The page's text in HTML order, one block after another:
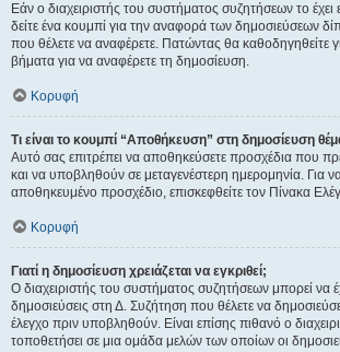
Εάν ο διαχειριστής του συστήματος συζητήσεων το έχει
δείτε ένα κουμπί για την αναφορά των δημοσιεύσεων
που θέλετε να αναφέρετε. Πατώντας θα καθοδηγηθείτε
βήματα για να αναφέρετε τη δημοσίευση.
Κορυφή
Τι είναι το κουμπί “Αποθήκευση” στη δημοσίευση
Αυτό σας επιτρέπει να αποθηκεύσετε προσχέδια που
και να υποβληθούν σε μεταγενέστερη ημερομηνία. Για
αποθηκευμένο προσχέδιο, επισκεφθείτε τον Πίνακα
Κορυφή
Γιατί η δημοσίευση χρειάζεται να εγκριθεί;
Ο διαχειριστής του συστήματος συζητήσεων μπορεί να
δημοσιεύσεις στη Δ. Συζήτηση που θέλετε να
έλεγχο πριν υποβληθούν. Είναι επίσης πιθανό ο
τοποθετήσει σε μια ομάδα μελών των οποίων οι